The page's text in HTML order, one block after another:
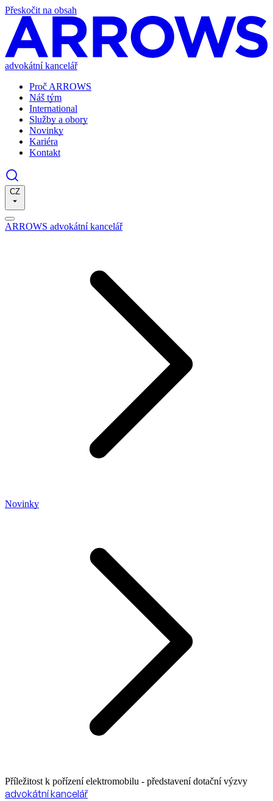
Přeskočit na obsah
advokátní kancelář
Proč ARROWS
Náš tým
International
Služby a obory
Novinky
Kariéra
Kontakt
CZ
ARROWS advokátní kancelář
Novinky
Příležitost k pořízení elektromobilu - představení dotační výzvy
advokátní kancelář